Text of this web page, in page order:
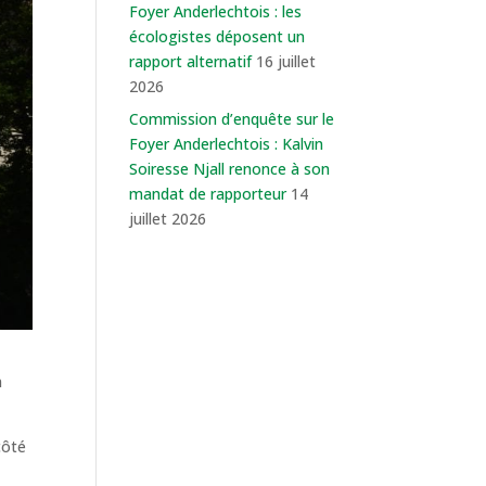
Foyer Anderlechtois : les
écologistes déposent un
rapport alternatif 16 juillet
2026
Commission d’enquête sur le
Foyer Anderlechtois : Kalvin
Soiresse Njall renonce à son
mandat de rapporteur 14
juillet 2026